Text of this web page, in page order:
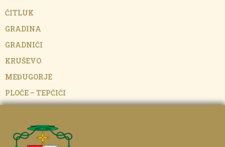
ČITLUK
GRADINA
GRADNIĆI
KRUŠEVO
MEĐUGORJE
PLOČE – TEPČIĆI